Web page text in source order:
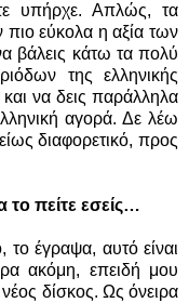
υπήρχε. Απλώς, τα
πιο εύκολα η αξία των
βάλεις κάτω τα πολύ
της ελληνικής
να δεις παράλληλα
αγορά. Δε λέω
διαφορετικό, προς
το πείτε εσείς…
έγραψα, αυτό είναι
ακόμη, επειδή μου
δίσκος. Ως όνειρα